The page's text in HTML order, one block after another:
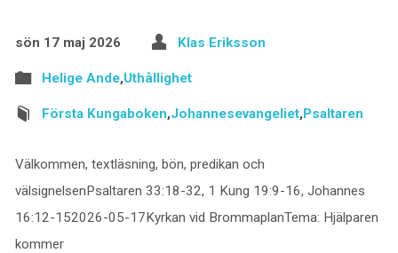
sön 17 maj 2026 Klas Eriksson
Helige Ande,Uthållighet
Första Kungaboken,Johannesevangeliet,Psaltaren
Välkommen, textläsning, bön, predikan och
välsignelsenPsaltaren 33:18-32, 1 Kung 19:9-16, Johannes
16:12-152026-05-17Kyrkan vid BrommaplanTema: Hjälparen
kommer